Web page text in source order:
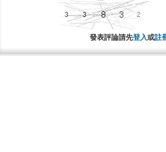
發表評論請先登入或註